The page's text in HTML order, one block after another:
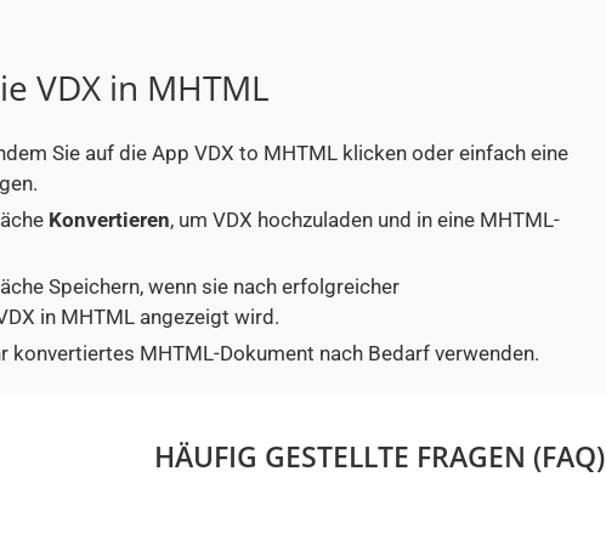
VDX in MHTML
Sie auf die App VDX to MHTML klicken oder einfach eine
Konvertieren, um VDX hochzuladen und in eine MHTML-
Speichern, wenn sie nach erfolgreicher
in MHTML angezeigt wird.
konvertiertes MHTML-Dokument nach Bedarf verwenden.
HÄUFIG GESTELLTE FRAGEN (FAQ)